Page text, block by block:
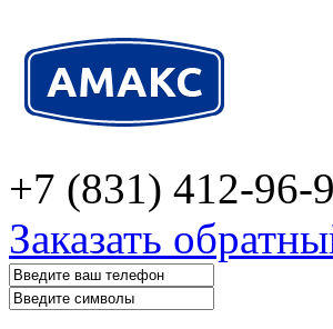
+7 (831) 412-96-
Заказать